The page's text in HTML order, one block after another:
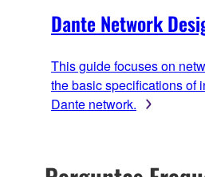
Dante Network
This guide focuses on
the basic specifications of
Dante network.